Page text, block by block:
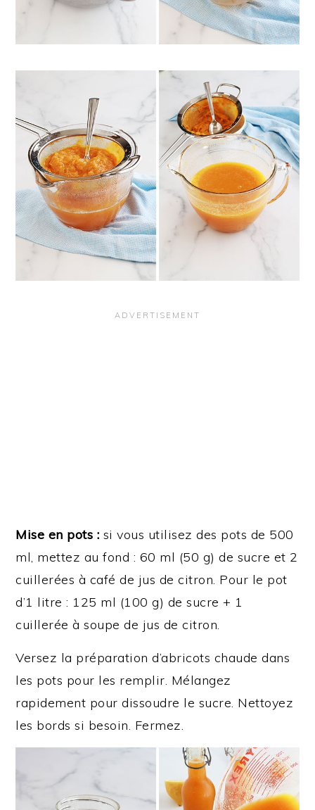
Mise en pots : si vous utilisez des pots de 500
ml, mettez au fond : 60 ml (50 g) de sucre et 2
cuillerées à café de jus de citron. Pour le pot
d’1 litre : 125 ml (100 g) de sucre + 1
cuillerée à soupe de jus de citron.
Versez la préparation d’abricots chaude dans
les pots pour les remplir. Mélangez
rapidement pour dissoudre le sucre. Nettoyez
les bords si besoin. Fermez.